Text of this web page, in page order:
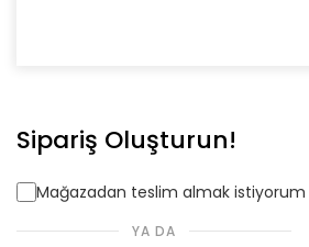
Sipariş Oluşturun!
Mağazadan teslim almak istiyorum
YA DA